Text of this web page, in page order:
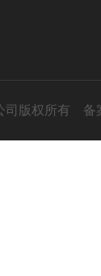
司版权所有 备